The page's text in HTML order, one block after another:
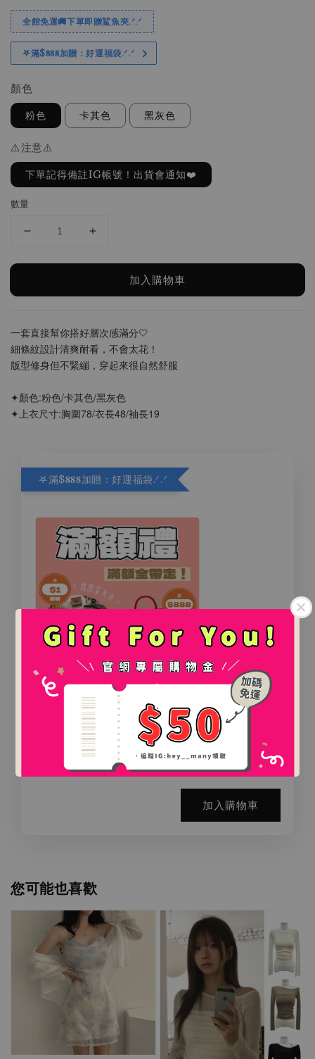
.
.
全館免運🚚下單即贈鯊魚夾.ᐟ.ᐟ
𖤐滿$𝟖𝟖𝟖加贈：好運福袋.ᐟ‪.ᐟ
顏色
粉色 卡其色 黑灰色
⚠️注意⚠️
下單記得備註IG帳號！出貨會通知❤️
數量
加入購物車
一套直接幫你搭好層次感滿分🤍
細條紋設計清爽耐看，不會太花！
版型修身但不緊繃，穿起來很自然舒服
✦顏色:粉色/卡其色/黑灰色
✦上衣尺寸:胸圍78/衣長48/袖長19
𖤐滿$𝟖𝟖𝟖加贈：好運福袋.ᐟ‪.ᐟ
氛圍感百搭鯊魚夾（2款）
NT$ 888
-
加入購物車
您可能也喜歡